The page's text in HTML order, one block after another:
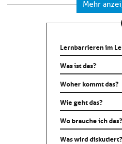
Mehr
Lernbarrieren im
Was ist das?
Woher kommt das?
Wie geht das?
Wo brauche ich das?
Was wird diskutiert?